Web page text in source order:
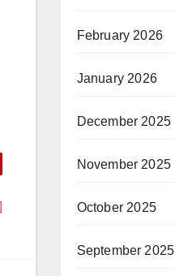
February 2026
January 2026
December 2025
November 2025
October 2025
September 2025